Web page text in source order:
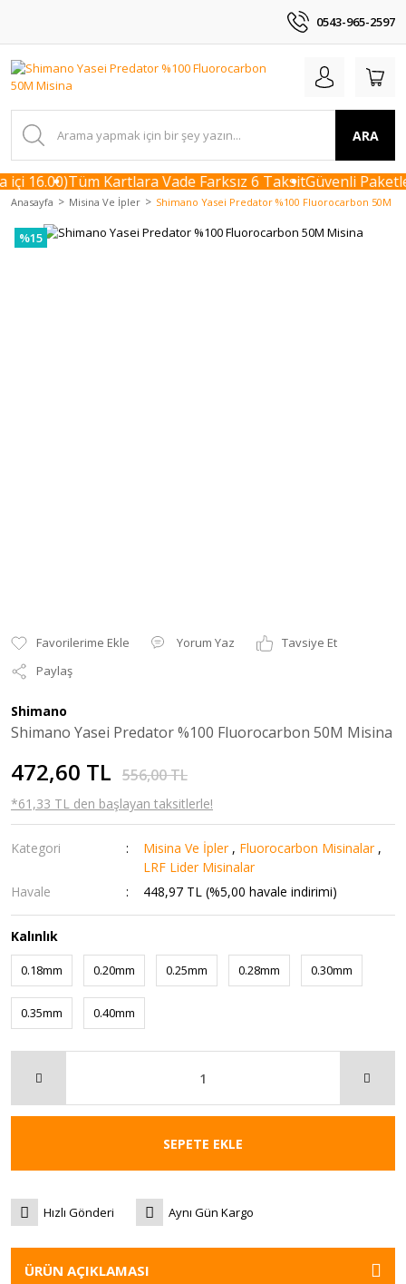
0543-965-2597
ARA
16.00)Tüm Kartlara Vade Farksız 6 TaksitGüvenli
Anasayfa Misina Ve İpler Shimano Yasei Predator %100 Fluorocarbon 50M
%15
Yorum Yaz
Tavsiye Et
Paylaş
Shimano
Shimano Yasei Predator %100 Fluorocarbon 50M Misina
472,60 TL 556,00 TL
*61,33 TL den başlayan taksitlerle!
Kategori Misina Ve İpler , Fluorocarbon Misinalar ,
LRF Lider Misinalar
Havale
448,97 TL (%5,00 havale indirimi)
Kalınlık
0.18mm 0.20mm 0.25mm 0.28mm 0.30mm
0.35mm 0.40mm
SEPETE EKLE
Hızlı Gönderi Aynı Gün Kargo
ÜRÜN AÇIKLAMASI